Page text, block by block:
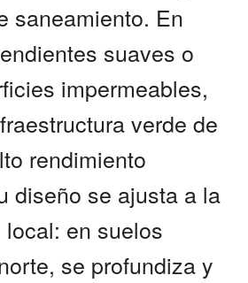
saneamiento. En
suaves o
impermeables,
verde de
rendimiento
diseño se ajusta a la
en suelos
se profundiza y